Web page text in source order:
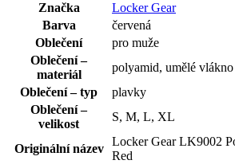
Značka
Locker Gear
Barva
červená
Oblečení
pro muže
Oblečení –
materiál
polyamid, umělé vlákno
Oblečení – typ
plavky
Oblečení –
velikost
S, M, L, XL
Originální název
Locker Gear LK9002
Red